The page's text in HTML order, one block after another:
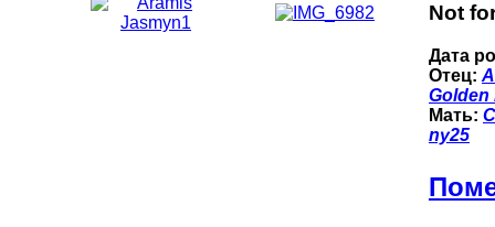
Not
Дата
Отец:
Golden
Мать:
ny25